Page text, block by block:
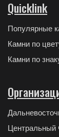
Quicklink
Популярные
Камни по
Камни по